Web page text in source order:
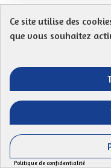
Plus de pistes
67150Créer plus de
plus de sécurité.
Filtrer les résultats
Autres
CRÉÉ LE
Ce site utilise des
que vous souhaitez
Politique de confidentialité